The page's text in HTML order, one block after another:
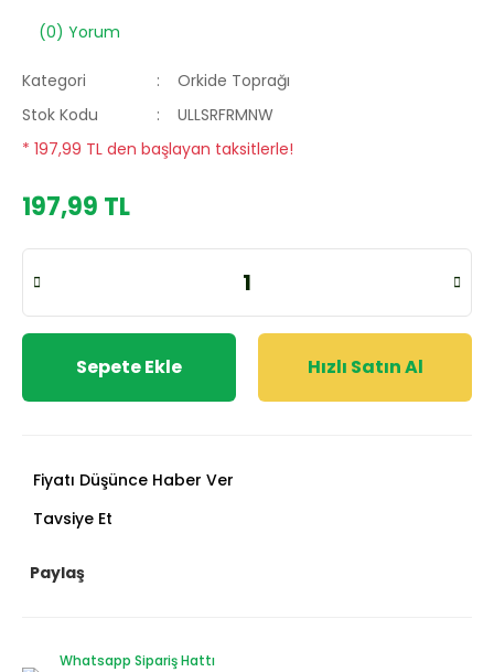
(0) Yorum
Kategori
Orkide Toprağı
Stok Kodu
ULLSRFRMNW
* 197,99 TL den başlayan taksitlerle!
197,99 TL
Sepete Ekle Hızlı Satın Al
Fiyatı Düşünce Haber Ver
Tavsiye Et
Paylaş
Whatsapp Sipariş Hattı